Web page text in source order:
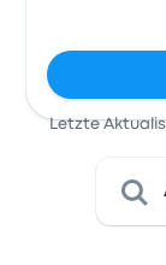
Letzte